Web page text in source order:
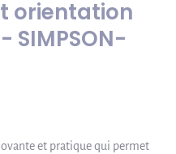
orientation
SIMPSON-
et pratique qui permet